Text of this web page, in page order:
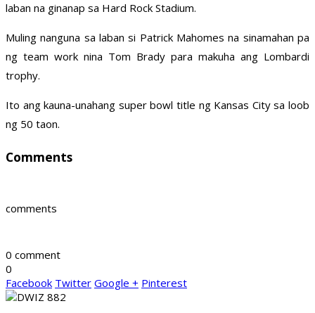
laban na ginanap sa Hard Rock Stadium.
Muling nanguna sa laban si Patrick Mahomes na sinamahan pa
ng team work nina Tom Brady para makuha ang Lombardi
trophy.
Ito ang kauna-unahang super bowl title ng Kansas City sa loob
ng 50 taon.
Comments
comments
0 comment
0
Facebook Twitter Google + Pinterest